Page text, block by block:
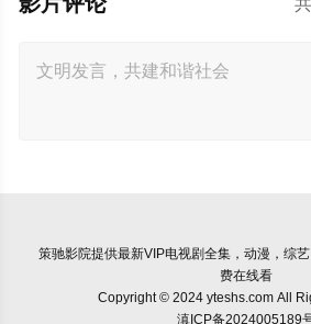
策驰影院提供最新VIP电视剧全集，动漫，综
费在线看
Copyright © 2024 yteshs.com All
滇ICP备2024005189